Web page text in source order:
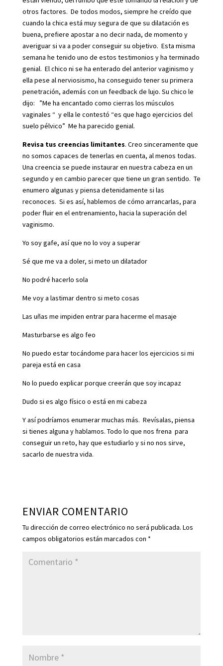
otros factores. De todos modos, siempre he creído que
cuando la chica está muy segura de que su dilatación es
buena, prefiere apostar a no decir nada, de momento y
averiguar si va a poder conseguir su objetivo. Esta misma
semana he tenido uno de estos testimonios y ha terminado
genial. El chico ni se ha enterado del anterior vaginismo y
ella pese al nerviosismo, ha conseguido tener su primera
penetración, además con un feedback de lujo. Su chico le
dijo: ”Me ha encantado como cierras los músculos
vaginales “ y ella le contestó “es que hago ejercicios del
suelo pélvico” Me ha parecido genial.
Revisa tus creencias limitantes. Creo sinceramente que
no somos capaces de tenerlas en cuenta, al menos todas.
Una creencia se puede instaurar en nuestra cabeza en un
segundo y en cambio parecer que tiene un gran sentido. Te
enumero algunas y piensa detenidamente si las
reconoces. Si es así, hablemos de cómo arrancarlas, para
poder fluir en el entrenamiento, hacia la superación del
vaginismo.
Yo soy gafe, así que no lo voy a superar
Sé que me va a doler, si meto un dilatador
No podré hacerlo sola
Me voy a lastimar dentro si meto cosas
Las uñas me impiden entrar para hacerme el masaje
Masturbarse es algo feo
No puedo estar tocándome para hacer los ejercicios si mi
pareja está en casa
No lo puedo explicar porque creerán que soy incapaz
Dudo si es algo físico o está en mi cabeza
Y así podríamos enumerar muchas más. Revísalas, piensa
si tienes alguna y hablamos. Todo lo que nos frena para
conseguir un reto, hay que estudiarlo y si no nos sirve,
sacarlo de nuestra vida.
ENVIAR COMENTARIO
Tu dirección de correo electrónico no será publicada. Los
campos obligatorios están marcados con *